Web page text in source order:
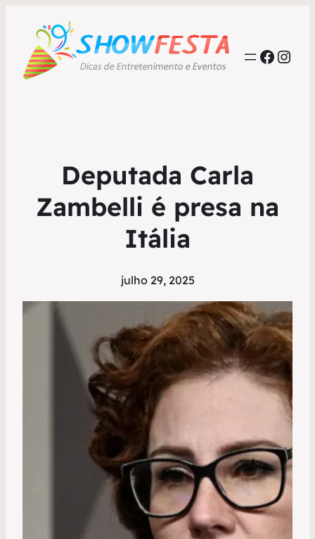
Deputada Carla
Zambelli é presa na
Itália
julho 29, 2025